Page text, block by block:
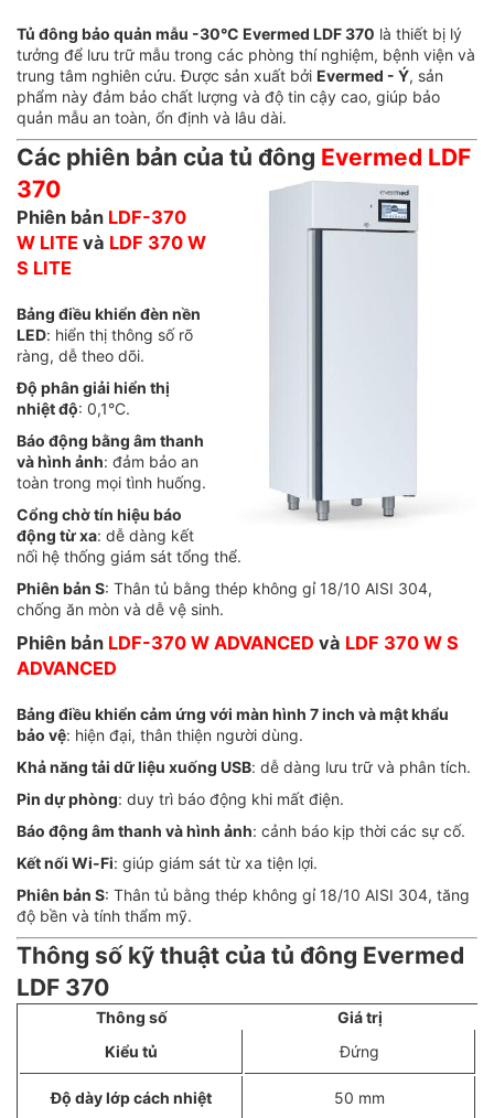
Tủ đông bảo quản mẫu -30°C Evermed LDF 370 là thiết bị lý
tưởng để lưu trữ mẫu trong các phòng thí nghiệm, bệnh viện và
trung tâm nghiên cứu. Được sản xuất bởi Evermed - Ý, sản
phẩm này đảm bảo chất lượng và độ tin cậy cao, giúp bảo
quản mẫu an toàn, ổn định và lâu dài.
Các phiên bản của tủ đông Evermed LDF
370
Phiên bản LDF-370
W LITE và LDF 370 W
S LITE
Bảng điều khiển đèn nền
LED: hiển thị thông số rõ
ràng, dễ theo dõi.
Độ phân giải hiển thị
nhiệt độ: 0,1°C.
Báo động bằng âm thanh
và hình ảnh: đảm bảo an
toàn trong mọi tình huống.
Cổng chờ tín hiệu báo
động từ xa: dễ dàng kết
nối hệ thống giám sát tổng thể.
Phiên bản S: Thân tủ bằng thép không gỉ 18/10 AISI 304,
chống ăn mòn và dễ vệ sinh.
Phiên bản LDF-370 W ADVANCED và LDF 370 W S
ADVANCED
Bảng điều khiển cảm ứng với màn hình 7 inch và mật khẩu
bảo vệ: hiện đại, thân thiện người dùng.
Khả năng tải dữ liệu xuống USB: dễ dàng lưu trữ và phân tích.
Pin dự phòng: duy trì báo động khi mất điện.
Báo động âm thanh và hình ảnh: cảnh báo kịp thời các sự cố.
Kết nối Wi-Fi: giúp giám sát từ xa tiện lợi.
Phiên bản S: Thân tủ bằng thép không gỉ 18/10 AISI 304, tăng
độ bền và tính thẩm mỹ.
Thông số kỹ thuật của tủ đông Evermed
LDF 370
Thông số
Giá trị
Kiểu tủ
Đứng
Độ dày lớp cách nhiệt 50 mm